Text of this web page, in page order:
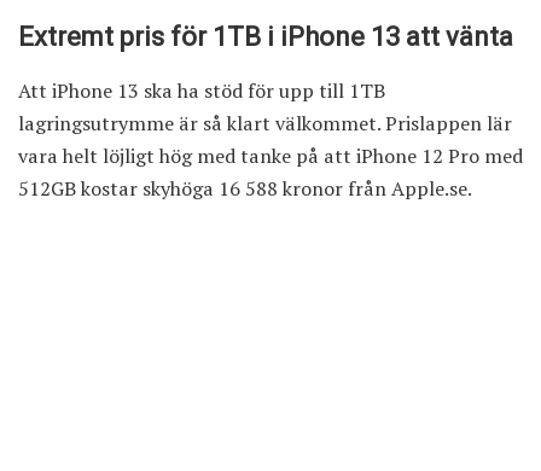
Extremt pris för 1TB i iPhone 13 att vänta
Att iPhone 13 ska ha stöd för upp till 1TB
lagringsutrymme är så klart välkommet. Prislappen lär
vara helt löjligt hög med tanke på att iPhone 12 Pro med
512GB kostar skyhöga 16 588 kronor från Apple.se.